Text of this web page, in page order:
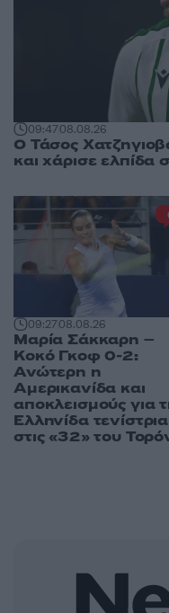
09:4708.08.26
Ο Τάσος
και χάρισε ελπίδα
09:2708.08.26
Μαρία Σάκκαρη –
Κοκό Γκοφ 0-2:
Ανώτερη η
Αμερικανίδα και
αποκλεισμούς για
Ελληνίδα τενίστρια
στις «32» του